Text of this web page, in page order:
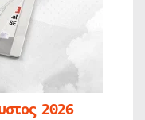
2026